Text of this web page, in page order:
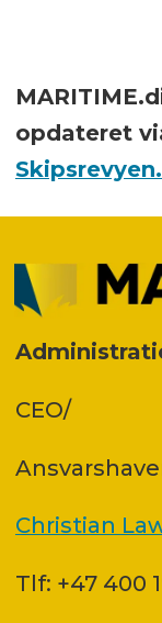
opdateret
CEO/
Christian
Tlf: +47 400